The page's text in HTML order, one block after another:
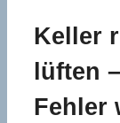
Keller
lüften
Fehler